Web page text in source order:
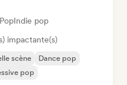
Indie pop
impactante(s)
scène
Dance pop
pop